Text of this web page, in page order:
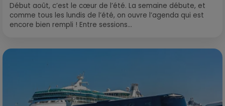
Début août, c’est le cœur de l’été. La semaine débute, et
comme tous les lundis de l’été, on ouvre l’agenda qui est
encore bien rempli ! Entre sessions...